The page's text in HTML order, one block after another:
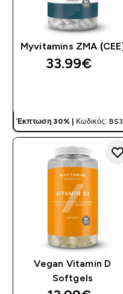
Myvitamins ZMA
33.99€‎
Έκπτωση 30% | Κωδικός:
Vegan Vitamin D
Softgels